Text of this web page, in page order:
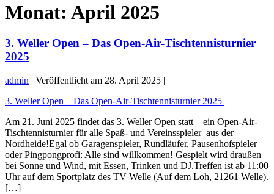
Monat: April 2025
3. Weller Open – Das Open-Air-Tischtennisturnier
2025
admin | Veröffentlicht am 28. April 2025 |
3. Weller Open – Das Open-Air-Tischtennisturnier 2025
Am 21. Juni 2025 findet das 3. Weller Open statt – ein Open-Air-
Tischtennisturnier für alle Spaß- und Vereinsspieler aus der
Nordheide!Egal ob Garagenspieler, Rundläufer, Pausenhofspieler
oder Pingpongprofi: Alle sind willkommen! Gespielt wird draußen
bei Sonne und Wind, mit Essen, Trinken und DJ.Treffen ist ab 11:00
Uhr auf dem Sportplatz des TV Welle (Auf dem Loh, 21261 Welle).
[…]